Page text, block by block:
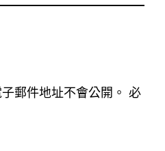
郵件地址不會公開。 必